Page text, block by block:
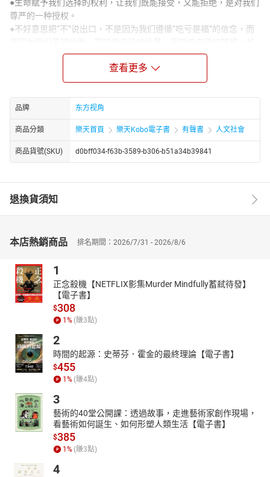
●生命赋予我们选择的权利，让我们既能接受，又能拒绝，是对我们
尊严的一种授权。
●不好意思把“不”说出口，不是因为我们遵循“吃亏是福”的信念，而
向他人展现“你的大方”——顺从对方的想法和意志，却不知道自己究
●不是你想要的东西，你却无法开口拒绝，这只会侵占你的空间，让
你在追求梦想的道路上负重前行；只会抢夺你的主动权，让你的生
活越过越将就；只会侵蚀你的人格，让你越活越不像你自己、越活
越像个懦弱的木偶人。
●在生活中，如果我们善于拒绝的话，就能牢牢把握人生的选择权，
按照自己所想的去生活，避免外界对你实现梦想的干扰，实现自己
人生的有利价值。
左岸，中文本科，省作协会员，从事过平面媒体，在报刊杂志发表
文学作品千余篇，有个人作品。目前专事书业，编著、主编过《中
简说》、《中国文学史》等文史社科类图书。
查看更多
品牌 东方视角
商品分類 樂天首頁 樂天Kobo電子書 有聲書 人文社會
商品貨號(SKU) d0bff034-f63b-3589-b306-b51a34b39841
退換貨須知
本店熱銷商品 排名期間：2026/7/31 - 2026/8/6
1
正念殺機【NETFLIX影集Murder Mindfully蓄弒待發】
【電子書】
$308
1 % (賺3點)
2
時間的起源：史蒂芬．霍金的最終理論【電子書】
$455
1 % (賺4點)
3
藝術的40堂公開課：透過故事，走進藝術家創作現場，
看藝術如何誕生、如何形塑人類生活【電子書】
$385
1 % (賺3點)
4